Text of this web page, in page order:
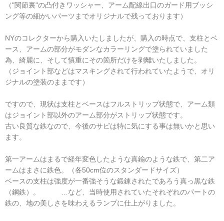
（"関節裏"の凸付きワッシャー、アーム配線出口のガード用ブッシ
ング等の細かいパーツまでオリジナルで残っております）
NYのコレクターから購入いたしましたが、購入の時点で、支柱とベ
ース、アームの部分がモダンなカラーリングで塗られていました
為、綺麗に、そして慎重にその箇所だけを剥離いたしました。
（ジョイント部などはマスキングされて行われていたようで、オリ
ジナルの塗装のままです）
ですので、現状は支柱とベースはフルストリップ状態で、アーム類
はジョイント部以外のアーム部分がストリップ状態です。
古い良質な鉄なので、今後のサビは特に気にする事は無いかと思い
ます。
第一アームはまるで経年変色したような真鍮のような鉄で、第二ア
ームはまさに鉄色。（各50cm位のスタンダードサイズ）
ベースの支柱は強度が一番強そうな鍛錬されたであろう真っ黒な鉄
（鋼鉄）。 …など、当時使用されていたそれぞれのパートの
鉄の、地の美しさを味わえるランプに仕上がりました。